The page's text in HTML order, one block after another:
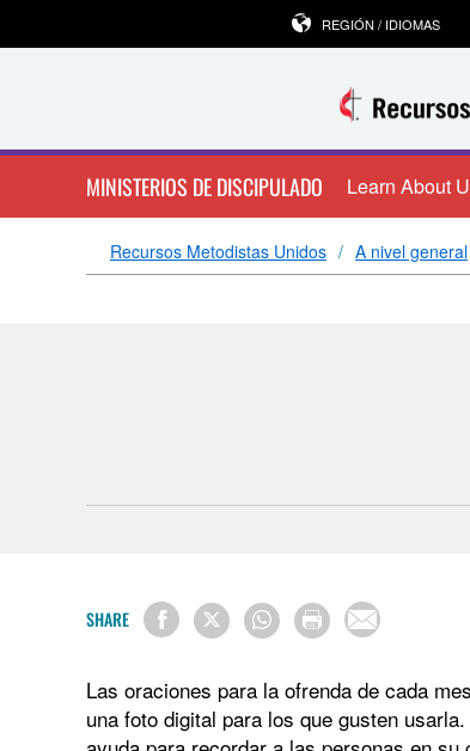
REGIÓN / IDIOMAS
MINISTERIOS DE DISCIPULADO Learn About
Recursos Metodistas Unidos A nivel general
SHARE
Las oraciones para la ofrenda de cada
una foto digital para los que gusten